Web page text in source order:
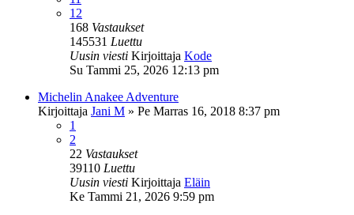
12
168 Vastaukset
145531 Luettu
Uusin viesti Kirjoittaja Kode
Su Tammi 25, 2026 12:13 pm
Michelin Anakee Adventure
Kirjoittaja Jani M » Pe Marras 16, 2018 8:37 pm
1
2
22 Vastaukset
39110 Luettu
Uusin viesti Kirjoittaja Eläin
Ke Tammi 21, 2026 9:59 pm